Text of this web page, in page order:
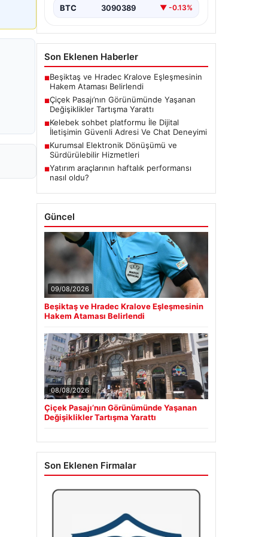
BTC 3090389 ▼ -0.13%
Son Eklenen Haberler
■Beşiktaş ve Hradec Kralove Eşleşmesinin
Hakem Ataması Belirlendi
■Çiçek Pasajı’nın Görünümünde Yaşanan
Değişiklikler Tartışma Yarattı
■Kelebek sohbet platformu İle Dijital
İletişimin Güvenli Adresi Ve Chat Deneyimi
■Kurumsal Elektronik Dönüşümü ve
Sürdürülebilir Hizmetleri
■Yatırım araçlarının haftalık performansı
nasıl oldu?
Güncel
09/08/2026
Beşiktaş ve Hradec Kralove Eşleşmesinin
Hakem Ataması Belirlendi
08/08/2026
Çiçek Pasajı’nın Görünümünde Yaşanan
Değişiklikler Tartışma Yarattı
Son Eklenen Firmalar